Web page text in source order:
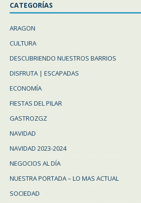
CATEGORÍAS
ARAGON
CULTURA
DESCUBRIENDO NUESTROS BARRIOS
DISFRUTA | ESCAPADAS
ECONOMÍA
FIESTAS DEL PILAR
GASTROZGZ
NAVIDAD
NAVIDAD 2023-2024
NEGOCIOS AL DÍA
NUESTRA PORTADA – LO MAS ACTUAL
SOCIEDAD